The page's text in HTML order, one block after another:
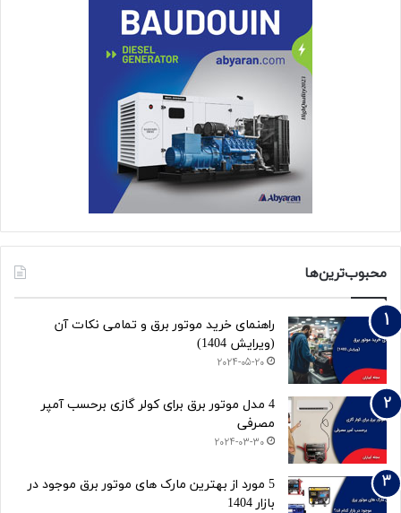
محبوب‌ترین‌ها
راهنمای خرید موتور برق و تمامی نکات آن
(ویرایش 1404)
2024-05-20
4 مدل موتور برق برای کولر گازی برحسب آمپر
مصرفی
2024-03-30
5 مورد از بهترین مارک های موتور برق موجود در
بازار 1404